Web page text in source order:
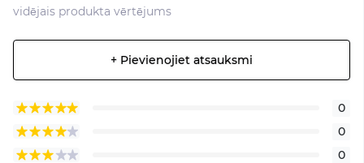
vidējais produkta vērtējums
+ Pievienojiet atsauksmi
0
0
0